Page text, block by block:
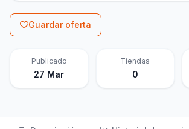
Guardar oferta
Publicado
27 Mar
Tiendas
0